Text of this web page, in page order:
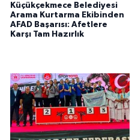
Küçükçekmece Belediyesi
Arama Kurtarma Ekibinden
AFAD Başarısı: Afetlere
Karşı Tam Hazırlık